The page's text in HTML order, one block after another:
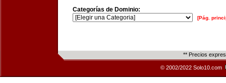
Categorías de Dominio:
[Pág.
** Precios
© 2002/2022 Solo10.com